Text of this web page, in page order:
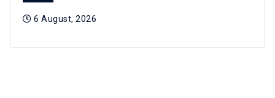
6 August, 2026